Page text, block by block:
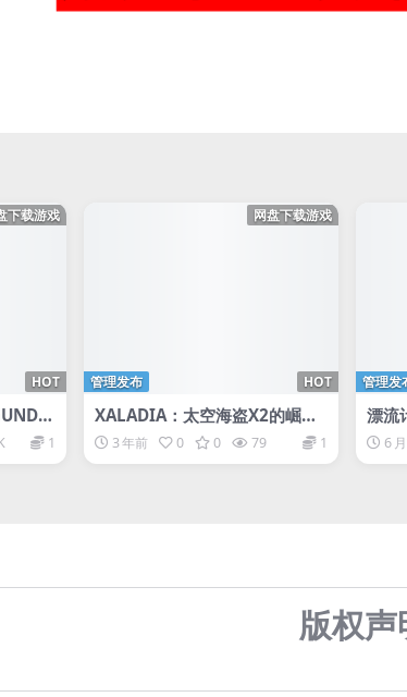
下载游戏
HOT
1
网盘下载游戏
HOT
管理发布
XALADIA：太空海盗X2的崛起/
XALADIA: Rise of the Space
Pirates X2
3 年前 0 0 79 1
管理发
漂流
6
版权声